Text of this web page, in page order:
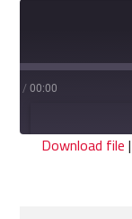
00:00
/
Download file|